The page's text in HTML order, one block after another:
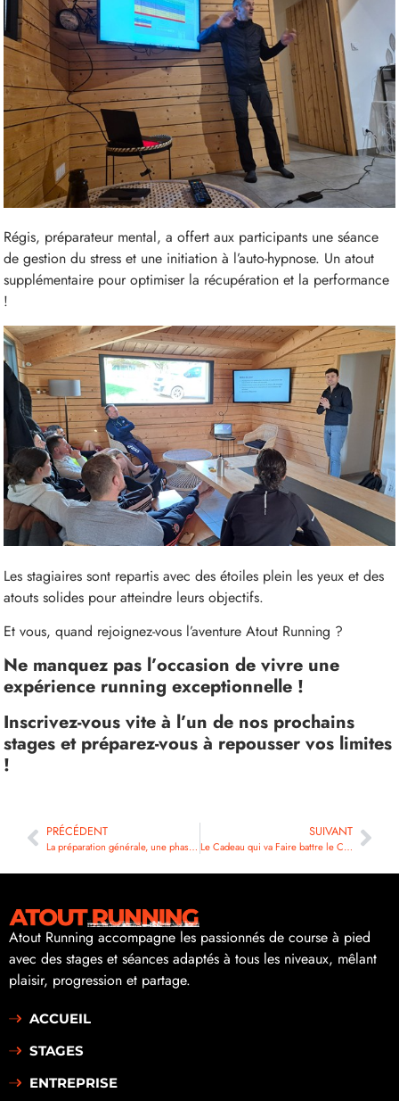
Régis, préparateur mental, a offert aux participants une séance
de gestion du stress et une initiation à l’auto-hypnose. Un atout
supplémentaire pour optimiser la récupération et la performance
!
Les stagiaires sont repartis avec des étoiles plein les yeux et des
atouts solides pour atteindre leurs objectifs.
Et vous, quand rejoignez-vous l’aventure Atout Running ?
Ne manquez pas l’occasion de vivre une
expérience running exceptionnelle !
Inscrivez-vous vite à l’un de nos prochains
stages et préparez-vous à repousser vos limites
!
PRÉCÉDENT
La préparation générale, une phase souvent oubliée
SUIVANT
Le Cadeau qui va Faire battre le Cœur des Runners !
Atout Running accompagne les passionnés de course à pied
avec des stages et séances adaptés à tous les niveaux, mêlant
plaisir, progression et partage.
ACCUEIL
STAGES
ENTREPRISE